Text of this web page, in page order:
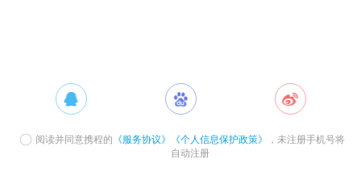
阅读并同意携程的 《服务协议》 《个人信息保护政策》
，未注册手机号将
自动注册